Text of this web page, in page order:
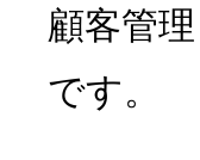
顧客管
です。